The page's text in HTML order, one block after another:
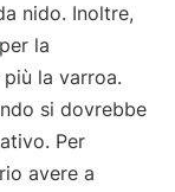
nido. Inoltre,
per la
la varroa.
si dovrebbe
Per
avere a